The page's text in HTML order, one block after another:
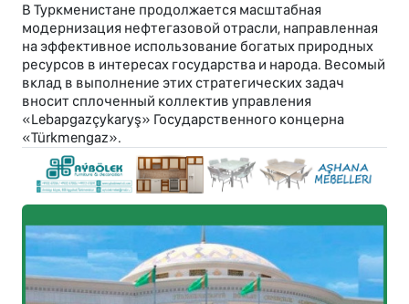
В Туркменистане продолжается масштабная
модернизация нефтегазовой отрасли, направленная
на эффективное использование богатых природных
ресурсов в интересах государства и народа. Весомый
вклад в выполнение этих стратегических задач
вносит сплоченный коллектив управления
«Lebapgazçykaryş» Государственного концерна
«Türkmengaz».